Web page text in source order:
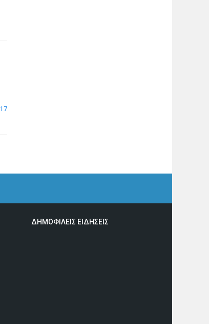
ΔΗΜΟΦΙΛΕΙΣ ΕΙΔΗΣΕΙΣ